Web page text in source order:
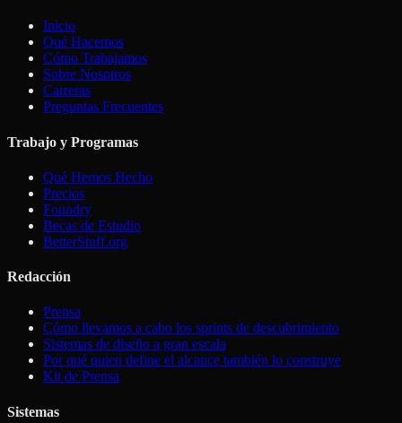
Inicio
Qué Hacemos
Cómo Trabajamos
Sobre Nosotros
Carreras
Preguntas Frecuentes
Trabajo y Programas
Qué Hemos Hecho
Precios
Foundry
Becas de Estudio
BetterStuff.org
Redacción
Prensa
Cómo llevamos a cabo los sprints de descubrimiento
Sistemas de diseño a gran escala
Por qué quien define el alcance también lo construye
Kit de Prensa
Sistemas